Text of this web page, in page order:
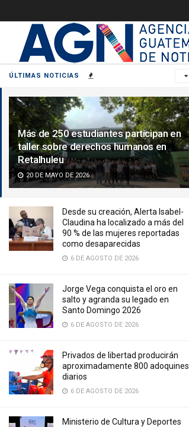
ÚLTIMAS NOTICIAS
Más de 250 estudiantes participan en
taller sobre derechos humanos en
Retalhuleu
20 DE MAYO DE 2026
Desde su creación, Alerta Isabel-
Claudina ha localizado a más del
90 % de las mujeres reportadas
como desaparecidas
6 DE AGOSTO DE 2026
Jorge Vega conquista el oro en
salto y agranda su legado en
Santo Domingo 2026
6 DE AGOSTO DE 2026
Privados de libertad producirán
aproximadamente 800 adoquines
diarios
6 DE AGOSTO DE 2026
Ministerio de Cultura y Deportes